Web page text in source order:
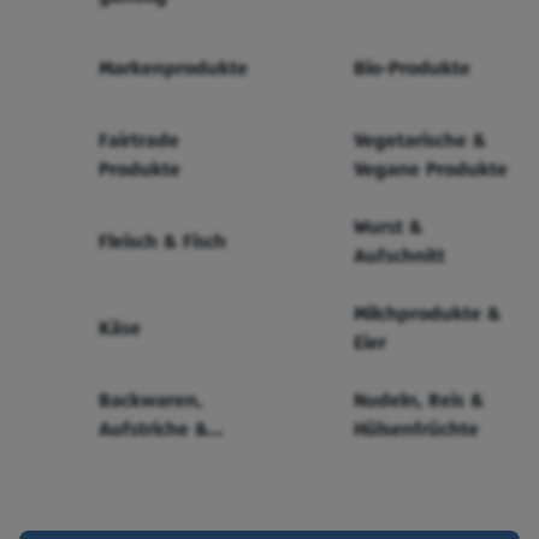
Markenprodukte Bio-Produkte
Fairtrade
Produkte
Vegetarische &
Vegane Produkte
Fleisch & Fisch
Wurst &
Aufschnitt
Käse
Milchprodukte &
Eier
Backwaren,
Aufstriche &
Nudeln, Reis &
Hülsenfrüchte